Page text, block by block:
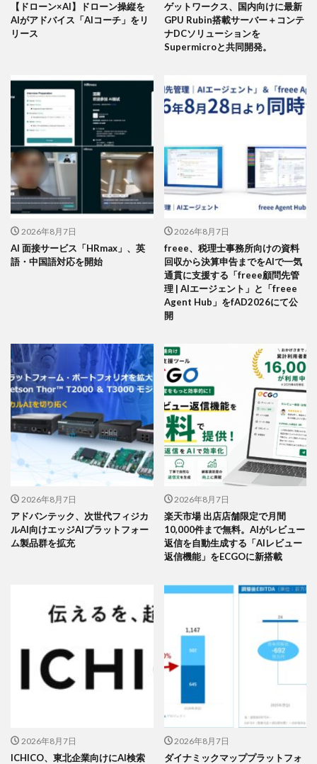
【ドローン×AI】ドローン操縦を
AIがアドバイス「AIコーチ」をリ
リース
ゲットワークス、国内向けに最新
GPU Rubin搭載サーバー＋コンテ
ナDCソリューションを
Supermicroと共同開発。
2026年8月7日
AI 面接サービス「HRmax」、英
語・中国語対応を開始
2026年8月7日
freee、税理士事務所向けの資料
回収から決算申告までをAIで一気
通貫に支援する「freee顧問先管
理 | AIエージェント」と「freee
Agent Hub」をfAD2026にて公
開
2026年8月7日
アドバンテック、次世代フィジカ
ルAI向けエッジAIプラットフォー
ム製品群を拡充
2026年8月7日
楽天市場 出店店舗限定で月間
10,000件まで無料。AIがレビュー
返信を自動生成する「AIレビュー
返信機能」をECGOに新搭載
2026年8月7日
ICHICO、東北企業向けにAI検索
2026年8月7日
ダイナミックマッププラットフォ